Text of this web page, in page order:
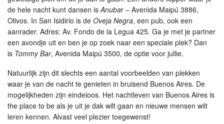
de hele nacht kunt dansen isAnubar – Avenida Maipú 3886,
Olivos. In San Isidirio is de Oveja Negra, een pub, ook een
aanrader. Adres: Av. Fondo de la Legua 425. Ga je met je partner
een avondje uit en ben je op zoek naar een speciale plek? Dan
is Tommy Bar, Avenida Maipú 3500, de optie voor jullie.
Natuurlijk zijn dit slechts een aantal voorbeelden van plekken
waar je van de nacht te genieten in bruisend Buenos Aires. De
mogelijkheden zijn eindeloos. Het nachtleven van Buenos Aires is
the place to be als je uit je dak wilt gaan en nieuwe mensen wilt
leren kennen. Alvast veel plezier toegewenst!